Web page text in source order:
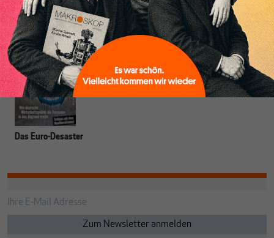
Internationaler Handel und Europäische Integration. Er ist Mitglied des
Bretton Woods Committee in Washington, DC.
Das Euro-Desaster